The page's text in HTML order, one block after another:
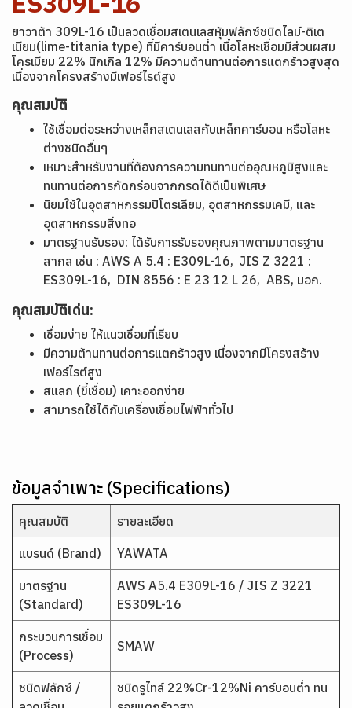
ยาวาต้า 309L-16 เป็นลวดเชื่อมสเตนเลสหุ้มฟลักซ์ชนิดไลม์-ติเต
เนียม(lime-titania type) ที่มีคาร์บอนต่ำ เนื้อโลหะเชื่อมมีส่วนผสม
โครเมียม 22% นิกเกิล 12% มีความต้านทานต่อการแตกร้าวสูงสุด
เนื่องจากโครงสร้างมีเฟอร์ไรต์สูง
คุณสมบัติ
ใช้เชื่อมต่อระหว่างเหล็กสเตนเลสกับเหล็กคาร์บอน หรือโลหะ
ต่างชนิดอื่นๆ
เหมาะสำหรับงานที่ต้องการความทนทานต่ออุณหภูมิสูงและ
ทนทานต่อการกัดกร่อนจากกรดได้ดีเป็นพิเศษ
นิยมใช้ในอุตสาหกรรมปิโตรเลียม, อุตสาหกรรมเคมี, และ
อุตสาหกรรมสิ่งทอ
มาตรฐานรับรอง: ได้รับการรับรองคุณภาพตามมาตรฐาน
สากล เช่น : AWS A 5.4 : E309L-16, JIS Z 3221 :
ES309L-16, DIN 8556 : E 23 12 L 26, ABS, มอก.
คุณสมบัติเด่น:
เชื่อมง่าย ให้แนวเชื่อมที่เรียบ
มีความต้านทานต่อการแตกร้าวสูง เนื่องจากมีโครงสร้าง
เฟอร์ไรต์สูง
สแลก (ขี้เชื่อม) เคาะออกง่าย
สามารถใช้ได้กับเครื่องเชื่อมไฟฟ้าทั่วไป
ข้อมูลจำเพาะ (Specifications)
คุณสมบัติ รายละเอียด
แบรนด์ (Brand) YAWATA
มาตรฐาน
(Standard)
AWS A5.4 E309L-16 / JIS Z 3221
ES309L-16
กระบวนการเชื่อม
(Process)
SMAW
ชนิดฟลักซ์ /
ชนิดรูไทล์ 22%Cr-12%Ni คาร์บอนต่ำ ทน